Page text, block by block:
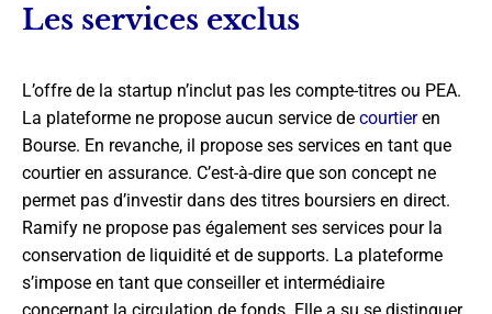
Les services exclus
L’offre de la startup n’inclut pas les compte-titres ou PEA.
La plateforme ne propose aucun service de courtieren
Bourse. En revanche, il propose ses services en tant que
courtier en assurance. C’est-à-dire que son concept ne
permet pas d’investir dans des titres boursiers en direct.
Ramify ne propose pas également ses services pour la
conservation de liquidité et de supports. La plateforme
s’impose en tant que conseiller et intermédiaire
concernant la circulation de fonds. Elle a su se distinguer